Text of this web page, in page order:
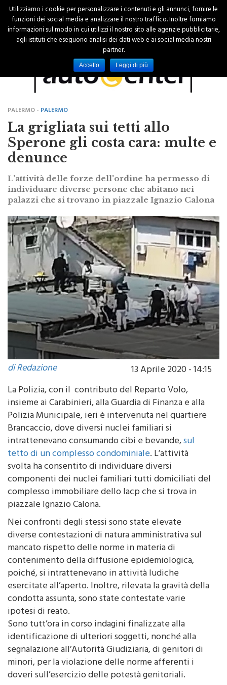
PALERMO - PALERMO
La grigliata sui tetti allo
Sperone gli costa cara: multe e
denunce
L’attività delle forze dell'ordine ha permesso di
individuare diverse persone che abitano nei
palazzi che si trovano in piazzale Ignazio Calona
di Redazione
13 Aprile 2020 - 14:15
La Polizia, con il contributo del Reparto Volo,
insieme ai Carabinieri, alla Guardia di Finanza e alla
Polizia Municipale, ieri è intervenuta nel quartiere
Brancaccio, dove diversi nuclei familiari si
intrattenevano consumando cibi e bevande,sul
tetto di un complesso condominiale. L’attività
svolta ha consentito di individuare diversi
componenti dei nuclei familiari tutti domiciliati del
complesso immobiliare dello Iacp che si trova in
piazzale Ignazio Calona.
Nei confronti degli stessi sono state elevate
diverse contestazioni di natura amministrativa sul
mancato rispetto delle norme in materia di
contenimento della diffusione epidemiologica,
poiché, si intrattenevano in attività ludiche
esercitate all’aperto. Inoltre, rilevata la gravità della
condotta assunta, sono state contestate varie
ipotesi di reato.
Sono tutt’ora in corso indagini finalizzate alla
identificazione di ulteriori soggetti, nonché alla
segnalazione all’Autorità Giudiziaria, di genitori di
minori, per la violazione delle norme afferenti i
doveri sull’esercizio delle potestà genitoriali.
Utilizziamo i cookie per personalizzare i contenuti e gli annunci, fornire le
funzioni dei social media e analizzare il nostro traffico. Inoltre forniamo
informazioni sul modo in cui utilizzi il nostro sito alle agenzie pubblicitarie,
agli istituti che eseguono analisi dei dati web e ai social media nostri
partner.
Accetto Leggi di più